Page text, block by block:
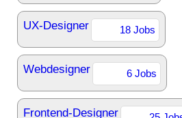
UX-Designer 18 Jobs
Webdesigner 6 Jobs
Frontend-Designer